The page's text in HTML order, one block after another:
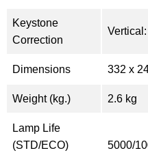
Keystone
Correction
Dimensions 332 x
Weight (kg.) 2.6 kg
Lamp Life
(STD/ECO)
5000/